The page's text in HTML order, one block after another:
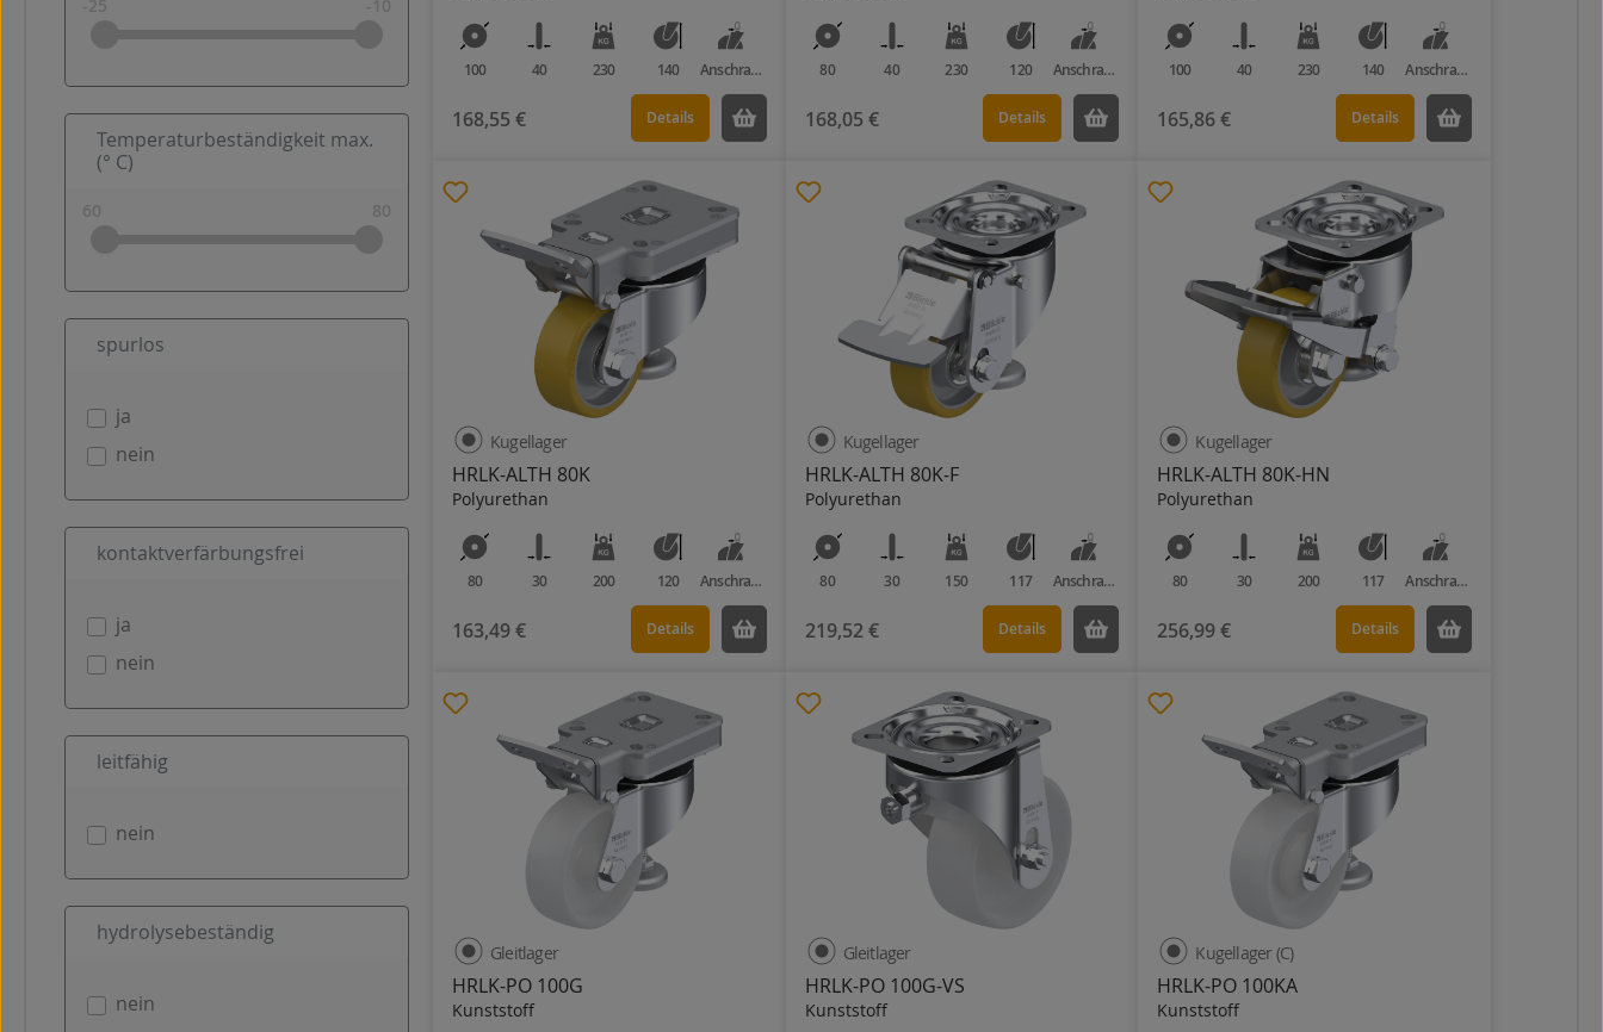
Temperaturbeständigkeit max.
(° C)
spurlos
ja
nein
kontaktverfärbungsfrei
ja
nein
leitfähig
nein
hydrolysebeständig
nein
100 40 230 140 Anschraubplatte
168,55 € Details
80 40 230 120 Anschraubplatte
168,05 € Details
100 40 230 140 Anschraubplatte
165,86 € Details
HRLK-ALTH 80K
Polyurethan
Kugellager
80 30 200 120 Anschraubplatte
163,49 € Details
HRLK-ALTH 80K-F
Polyurethan
Kugellager
80 30 150 117 Anschraubplatte
219,52 € Details
HRLK-ALTH 80K-HN
Polyurethan
Kugellager
80 30 200 117 Anschraubplatte
256,99 € Details
HRLK-PO 100G
Kunststoff
Gleitlager
HRLK-PO 100G-VS
Kunststoff
Gleitlager
HRLK-PO 100KA
Kunststoff
Kugellager (C)